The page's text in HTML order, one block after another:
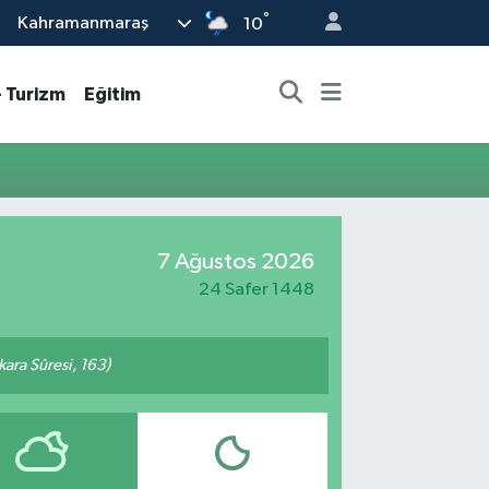
Kahramanmaraş 10°
Turizm Eğitim
7 Ağustos 2026
24 Safer 1448
Sûresi, 163)